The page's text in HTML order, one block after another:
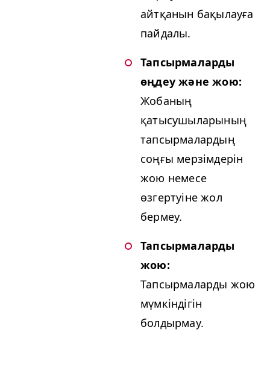
айтқанын бақылауға
пайдалы.
Тапсырмаларды
өңдеу және жою:
Жобаның
қатысушыларының
тапсырмалардың
соңғы мерзімдерін
жою немесе
өзгертуіне жол
бермеу.
Тапсырмаларды
жою:
Тапсырмаларды жою
мүмкіндігін
болдырмау.